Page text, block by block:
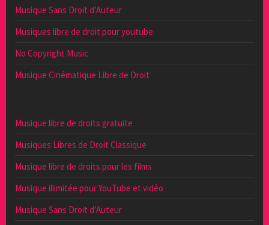
Musique Sans Droit d’Auteur
Musiques libre de droit pour youtube
No Copyright Music
Musique Cinématique Libre de Droit
Musique libre de droits gratuite
Musiques Libres de Droit Classique
Musique libre de droits pour les films
Musique illimitée pour YouTube et vidéo
Musique Sans Droit d’Auteur